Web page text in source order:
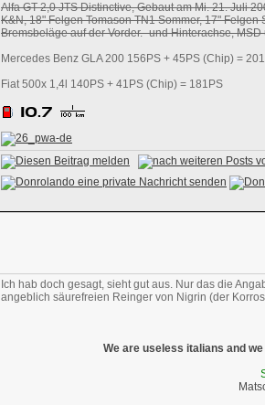
Alfa GT 2,0 JTS Distinctive, Gebaut am Mi. 21. Juli
K&N, 18" Felgen Tomason TN1 Sommer, 17"
Bremsbeläge auf der Vorder.- und Hinterachse,
Mercedes Benz GLA 200 156PS + 45PS (Chip) =
Fiat 500x 1,4l 140PS + 41PS (Chip) = 181PS
Ich hab doch gesagt, sieht gut aus. Nur das die
angeblich säurefreien Reinger von Nigrin (der
We are useless italians and